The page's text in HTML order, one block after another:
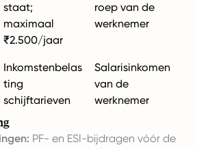
staat;
maximaal
₹2.500/jaar
roep van de
werknemer
Inkomstenbelas
ting
schijftarieven
Salarisinkomen
van de
werknemer
PF- en ESI-bijdragen vóór de